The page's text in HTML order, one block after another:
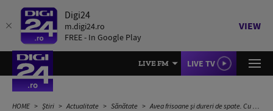
Digi24
m.digi24.ro
FREE - In Google Play
VIEW
LIVE FM LIVE TV
HOME Știri Actualitate Sănătate Avea frisoane și dureri de spate. Cu ce boală severă a inimii a fost diagnosticat un bărbat